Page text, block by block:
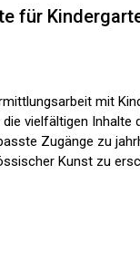
für
mit
vielfältigen Inhalte
Zugänge zu
Kunst zu